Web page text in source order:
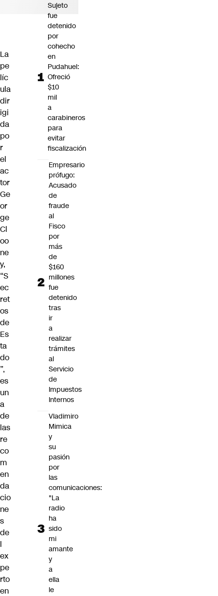
La
pe
líc
ula
dir
igi
da
po
r
el
ac
tor
Ge
or
ge
Cl
oo
ne
y,
“S
ec
ret
os
de
Es
ta
do
”,
es
un
a
de
las
re
co
m
en
da
cio
ne
s
de
l
ex
pe
rto
en
Sujeto
fue
detenido
por
cohecho
en
Pudahuel:
Ofreció
$10
mil
a
carabineros
para
evitar
fiscalización
Empresario
prófugo:
Acusado
de
fraude
al
Fisco
por
más
de
$160
millones
fue
detenido
tras
ir
a
realizar
trámites
al
Servicio
de
Impuestos
Internos
Vladimiro
Mimica
y
su
pasión
por
las
comunicaciones:
"La
radio
ha
sido
mi
amante
y
a
ella
le